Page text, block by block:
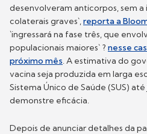
desenvolveram anticorpos, sem
colaterais graves`, reporta a
`ingressará na fase três, que
populacionais maiores` ? nesse
próximo mês . A estimativa do
vacina seja produzida em larga
Sistema Único de Saúde (SUS)
demonstre eficácia.
Depois de anunciar detalhes da